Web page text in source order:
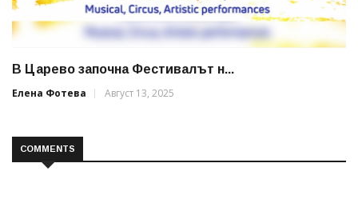
В Царево започна Фестивалът н...
Елена Фотева
Август 13, 2025
COMMENTS